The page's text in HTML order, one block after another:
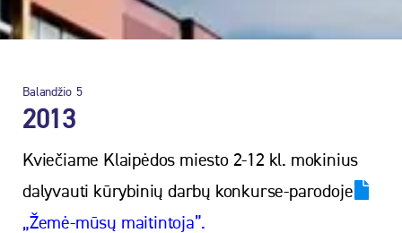
Balandžio 5
2013
Kviečiame Klaipėdos miesto 2-12 kl. mokinius
dalyvauti kūrybinių darbų konkurse-parodoje
„Žemė-mūsų maitintoja”.